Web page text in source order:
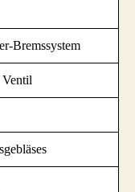
Bremssystem